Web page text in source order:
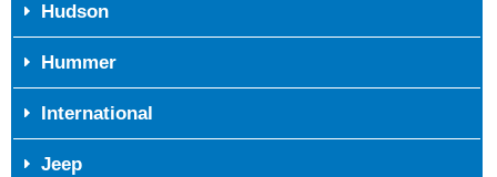
Hudson
Hummer
International
Jeep